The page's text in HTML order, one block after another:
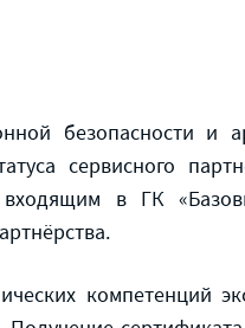
безопасности и
сервисного
в ГК
компетенций